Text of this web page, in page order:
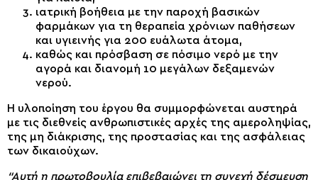
ιατρική βοήθεια με την παροχή βασικών
φαρμάκων για τη θεραπεία χρόνιων παθήσεων
και υγιεινής για 200 ευάλωτα άτομα,
καθώς και πρόσβαση σε πόσιμο νερό με την
αγορά και διανομή 10 μεγάλων δεξαμενών
νερού.
Η υλοποίηση του έργου θα συμμορφώνεται αυστηρά
με τις διεθνείς ανθρωπιστικές αρχές της αμεροληψίας,
της μη διάκρισης, της προστασίας και της ασφάλειας
των δικαιούχων.
“Αυτή η πρωτοβουλία επιβεβαιώνει τη συνεχή δέσμευση